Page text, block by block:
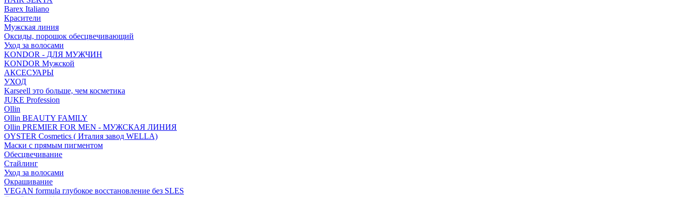
Barex Italiano
Красители
Мужская линия
Оксиды, порошок обесцвечивающий
Уход за волосами
KONDOR - ДЛЯ МУЖЧИН
KONDOR Мужской
АКСЕСУАРЫ
УХОД
Karseell это больше, чем косметика
JUKE Profession
Ollin
Ollin BEAUTY FAMILY
Ollin PREMIER FOR MEN - МУЖСКАЯ ЛИНИЯ
OYSTER Cosmetics ( Италия завод WELLA)
Маски с прямым пигментом
Обесцвечивание
Стайлинг
Уход за волосами
Окрашивание
VEGAN formula глубокое восстановление без SLES